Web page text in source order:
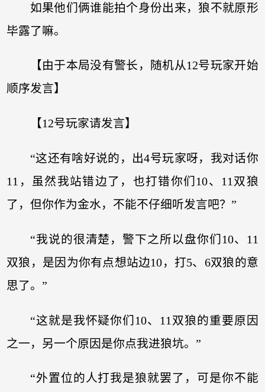
如果他们俩谁能拍个身份出来，狼不就原形
毕露了嘛。
【由于本局没有警长，随机从12号玩家开始
顺序发言】
【12号玩家请发言】
“这还有啥好说的，出4号玩家呀，我对话你
11，虽然我站错边了，也打错你们10、11双狼
了，但你作为金水，不能不仔细听发言吧？”
“我说的很清楚，警下之所以盘你们10、11
双狼，是因为你有点想站边10，打5、6双狼的意
思了。”
“这就是我怀疑你们10、11双狼的重要原因
之一，另一个原因是你点我进狼坑。”
“外置位的人打我是狼就罢了，可是你不能